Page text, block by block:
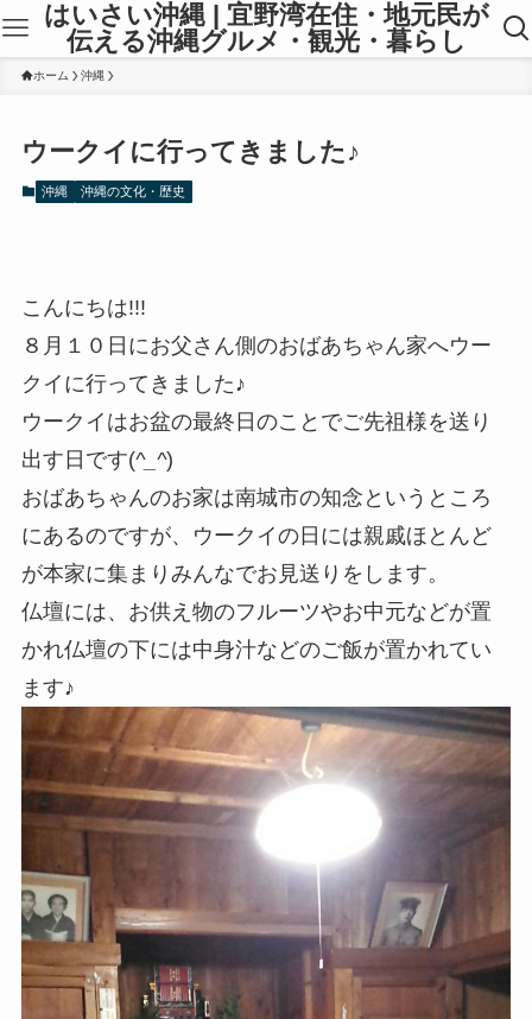
はいさい沖縄 | 宜野湾在住・地元民が
伝える沖縄グルメ・観光・暮らし
ホーム 沖縄
ウークイに行ってきました♪
沖縄 沖縄の文化・歴史
こんにちは!!!
８月１０日にお父さん側のおばあちゃん家へウー
クイに行ってきました♪
ウークイはお盆の最終日のことでご先祖様を送り
出す日です(^_^)
おばあちゃんのお家は南城市の知念というところ
にあるのですが、ウークイの日には親戚ほとんど
が本家に集まりみんなでお見送りをします。
仏壇には、お供え物のフルーツやお中元などが置
かれ仏壇の下には中身汁などのご飯が置かれてい
ます♪